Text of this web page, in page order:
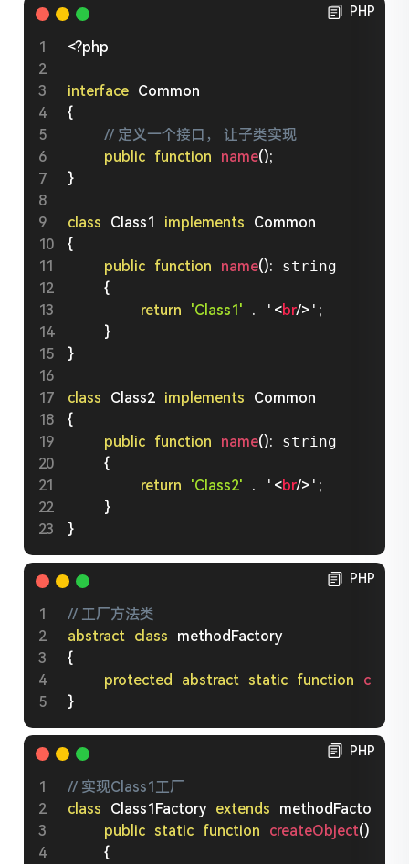
PHP
<?php
interface Common
{
// 定义一个接口， 让子类实现
public function name();
}
class Class1 implements
Common
{
public function name(): string
{
return
'Class1' . ' <br/> ' ;
}
}
class Class2 implements
Common
{
public function name(): string
{
return
'Class2' . ' <br/> ' ;
}
}
PHP
// 工厂方法类
abstract
class
methodFactory
{
protected
abstract static function
}
PHP
// 实现Class1工厂
class
Class1Factory extends methodFactory
public static function createObject()
{